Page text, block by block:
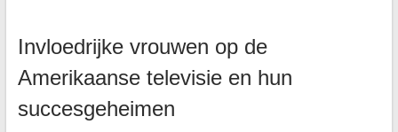
Invloedrijke vrouwen op de
Amerikaanse televisie en hun
succesgeheimen